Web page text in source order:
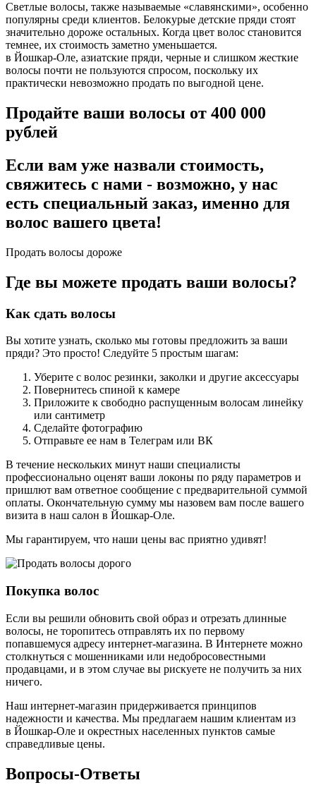
Светлые волосы, также называемые «славянскими», особенно
популярны среди клиентов. Белокурые детские пряди стоят
значительно дороже остальных. Когда цвет волос становится
темнее, их стоимость заметно уменьшается.
в Йошкар-Оле, азиатские пряди, черные и слишком жесткие
волосы почти не пользуются спросом, поскольку их
практически невозможно продать по выгодной цене.
Продайте ваши волосы от 400 000
рублей
Если вам уже назвали стоимость,
свяжитесь с нами - возможно, у нас
есть специальный заказ, именно для
волос вашего цвета!
Продать волосы дороже
Где вы можете продать ваши волосы?
Как сдать волосы
Вы хотите узнать, сколько мы готовы предложить за ваши
пряди? Это просто! Следуйте 5 простым шагам:
Уберите с волос резинки, заколки и другие аксессуары
Повернитесь спиной к камере
Приложите к свободно распущенным волосам линейку
или сантиметр
Сделайте фотографию
Отправьте ее нам в Телеграм или ВК
В течение нескольких минут наши специалисты
профессионально оценят ваши локоны по ряду параметров и
пришлют вам ответное сообщение с предварительной суммой
оплаты. Окончательную сумму мы назовем вам после вашего
визита в наш салон в Йошкар-Оле.
Мы гарантируем, что наши цены вас приятно удивят!
Покупка волос
Если вы решили обновить свой образ и отрезать длинные
волосы, не торопитесь отправлять их по первому
попавшемуся адресу интернет-магазина. В Интернете можно
столкнуться с мошенниками или недобросовестными
продавцами, и в этом случае вы рискуете не получить за них
ничего.
Наш интернет-магазин придерживается принципов
надежности и качества. Мы предлагаем нашим клиентам из
в Йошкар-Оле и окрестных населенных пунктов самые
справедливые цены.
Вопросы-Ответы